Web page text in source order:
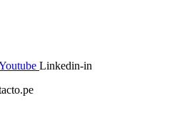
Linkedin-in